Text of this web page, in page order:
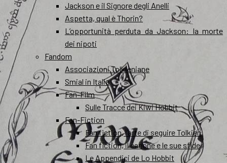
Jackson e il Signore degli Anelli
Aspetta, qual è Thorin?
L’opportunità perduta da Jackson: la morte
dei nipoti
Fandom
Associazioni Tolkieniane
Smial in Italia
Fan-Film
Sulle Tracce dei Kiwi Hobbit
Fan-Fiction
Fan fiction, l’arte di seguire Tolkien
Fan fiction, il canone e le sue sfide
Le Appendici de Lo Hobbit